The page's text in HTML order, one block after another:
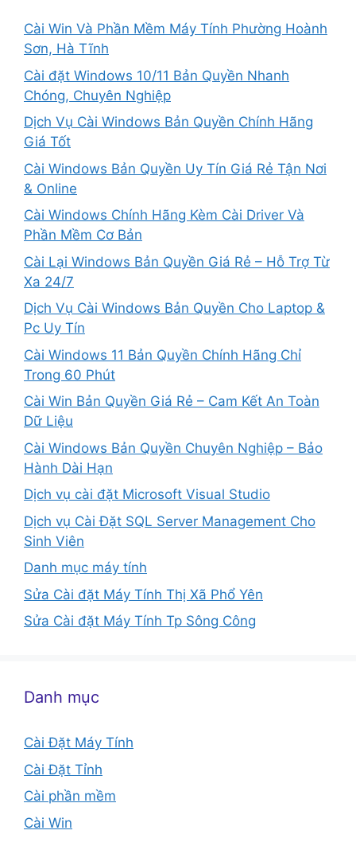
Cài Win Và Phần Mềm Máy Tính Phường Hoành
Sơn, Hà Tĩnh
Cài đặt Windows 10/11 Bản Quyền Nhanh
Chóng, Chuyên Nghiệp
Dịch Vụ Cài Windows Bản Quyền Chính Hãng
Giá Tốt
Cài Windows Bản Quyền Uy Tín Giá Rẻ Tận Nơi
& Online
Cài Windows Chính Hãng Kèm Cài Driver Và
Phần Mềm Cơ Bản
Cài Lại Windows Bản Quyền Giá Rẻ – Hỗ Trợ Từ
Xa 24/7
Dịch Vụ Cài Windows Bản Quyền Cho Laptop &
Pc Uy Tín
Cài Windows 11 Bản Quyền Chính Hãng Chỉ
Trong 60 Phút
Cài Win Bản Quyền Giá Rẻ – Cam Kết An Toàn
Dữ Liệu
Cài Windows Bản Quyền Chuyên Nghiệp – Bảo
Hành Dài Hạn
Dịch vụ cài đặt Microsoft Visual Studio
Dịch vụ Cài Đặt SQL Server Management Cho
Sinh Viên
Danh mục máy tính
Sửa Cài đặt Máy Tính Thị Xã Phổ Yên
Sửa Cài đặt Máy Tính Tp Sông Công
Danh mục
Cài Đặt Máy Tính
Cài Đặt Tỉnh
Cài phần mềm
Cài Win